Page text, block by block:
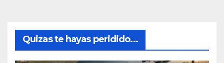
Quizas te hayas peridido...